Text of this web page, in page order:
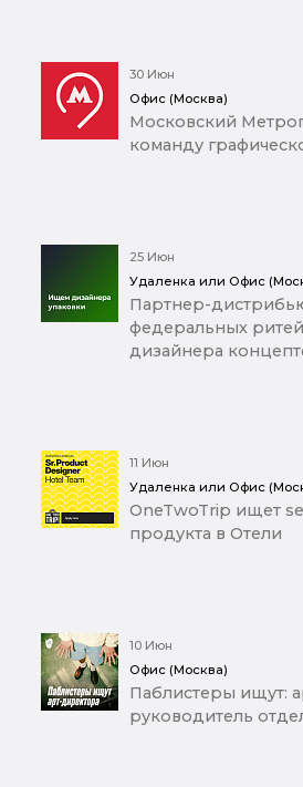
30 Июн
Офис (Москва)
Московский
команду
25 Июн
Удаленка или Офис
Партнер-
федеральных
дизайнера
11 Июн
Удаленка или Офис
OneTwoTrip ищет
продукта в Отели
10 Июн
Офис (Москва)
Паблистеры ищут:
руководитель